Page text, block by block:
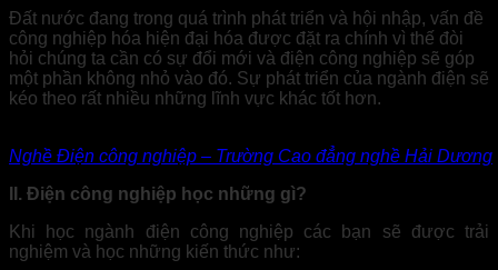
Đất nước đang trong quá trình phát triển và hội nhập, vấn đề
công nghiệp hóa hiện đại hóa được đặt ra chính vì thế đòi
hỏi chúng ta cần có sự đổi mới và điện công nghiệp sẽ góp
một phần không nhỏ vào đó. Sự phát triển của ngành điện sẽ
kéo theo rất nhiều những lĩnh vực khác tốt hơn.
Nghề Điện công nghiệp – Trường Cao đẳng nghề Hải Dương
II. Điện công nghiệp học những gì?
Khi học ngành điện công nghiệp các bạn sẽ được trải
nghiệm và học những kiến thức như: